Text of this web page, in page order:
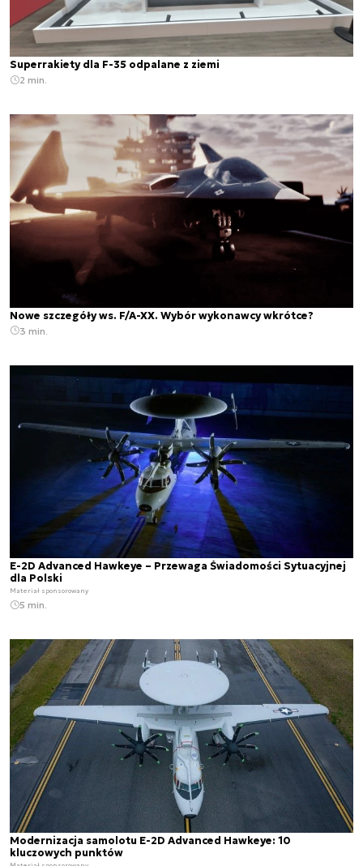
Superrakiety dla F-35 odpalane z ziemi
2 min.
Nowe szczegóły ws. F/A-XX. Wybór wykonawcy wkrótce?
3 min.
E-2D Advanced Hawkeye – Przewaga Świadomości Sytuacyjnej
dla Polski
Materiał sponsorowany
5 min.
Modernizacja samolotu E-2D Advanced Hawkeye: 10
kluczowych punktów